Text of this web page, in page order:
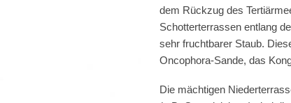
dem Rückzug des
Schotterterrassen entlang
sehr fruchtbarer Staub.
Oncophora-Sande, das
Die mächtigen